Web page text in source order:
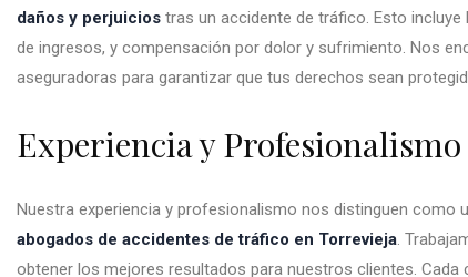
daños y perjuicios tras un accidente de tráfico. Esto
de ingresos, y compensación por dolor y sufrimiento. Nos
aseguradoras para garantizar que tus derechos sean
Experiencia y Profesionalismo
Nuestra experiencia y profesionalismo nos distinguen como
abogados de accidentes de tráfico en Torrevieja.
obtener los mejores resultados para nuestros clientes.